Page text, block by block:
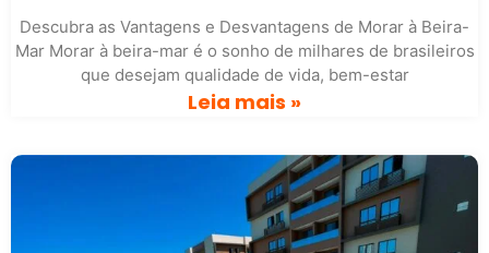
Descubra as Vantagens e Desvantagens de Morar à Beira-
Mar Morar à beira-mar é o sonho de milhares de brasileiros
que desejam qualidade de vida, bem-estar
Leia mais »